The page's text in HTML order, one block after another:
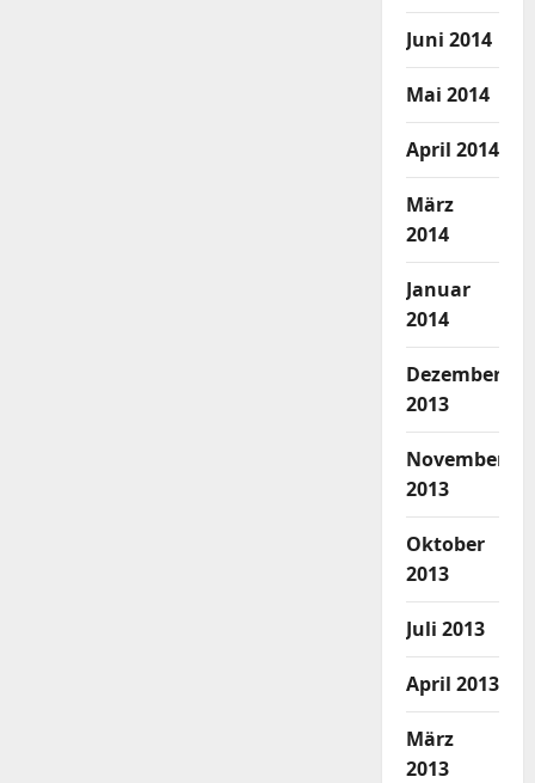
Juni 2014
Mai 2014
April 2014
März
2014
Januar
2014
Dezember
2013
November
2013
Oktober
2013
Juli 2013
April 2013
März
2013